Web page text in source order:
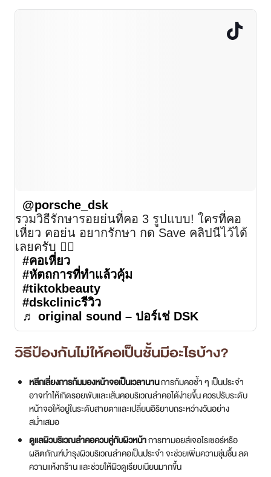
@porsche_dsk
รวมวิธีรักษารอยย่นที่คอ 3 รูปแบบ! ใครที่คอ
เหี่ยว คอย่น อยากรักษา กด Save คลิปนีไว้ได้
เลยครับ ☝🏻
#คอเหี่ยว
#หัตถการที่ทําแล้วคุ้ม
#tiktokbeauty
#dskclinicรีวิว
♬ original sound – ปอร์เช่ DSK
วิธีป้องกันไม่ให้คอเป็นชั้นมีอะไรบ้าง?
หลีกเลี่ยงการก้มมองหน้าจอเป็นเวลานานการก้มคอซ้ำ ๆ เป็นประจำ
อาจทำให้เกิดรอยพับและเส้นคอบริเวณลำคอได้ง่ายขึ้น ควรปรับระดับ
หน้าจอให้อยู่ในระดับสายตาและเปลี่ยนอิริยาบถระหว่างวันอย่าง
สม่ำเสมอ
ดูแลผิวบริเวณลำคอควบคู่กับผิวหน้าการทามอยส์เจอไรเซอร์หรือ
ผลิตภัณฑ์บำรุงผิวบริเวณลำคอเป็นประจำ จะช่วยเพิ่มความชุ่มชื้น ลด
ความแห้งกร้าน และช่วยให้ผิวดูเรียบเนียนมากขึ้น